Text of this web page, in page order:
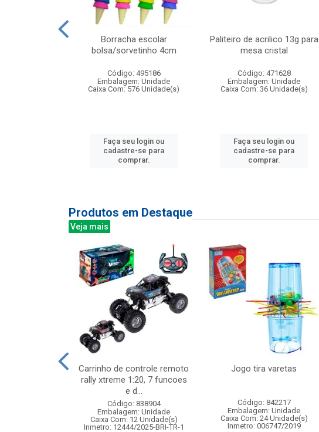
Borracha escolar
bolsa/sorvetinho 4cm
Código: 495186
Embalagem: Unidade
Caixa Com: 576 Unidade(s)
Faça seu login ou
cadastre-se para
comprar.
Paliteiro de acrilico 13g para
mesa cristal
Código: 471628
Embalagem: Unidade
Caixa Com: 36 Unidade(s)
Faça seu login ou
cadastre-se para
comprar.
Produtos em Destaque
Veja mais
Carrinho de controle remoto
rally xtreme 1:20, 7 funcoes
e d...
Código: 838904
Embalagem: Unidade
Caixa Com: 12 Unidade(s)
Inmetro: 12444/2025-BRI-TR-1
Jogo tira varetas
Código: 842217
Embalagem: Unidade
Caixa Com: 24 Unidade(s)
Inmetro: 006747/2019